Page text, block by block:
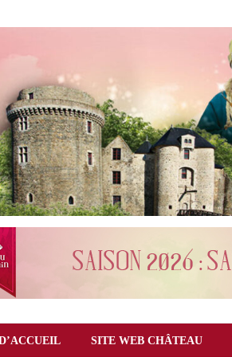
SITE WEB CHÂTEAU